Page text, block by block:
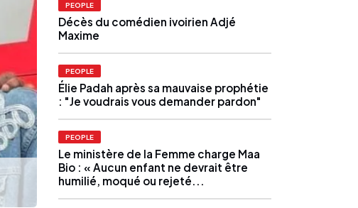
PEOPLE
Décès du comédien ivoirien Adjé
Maxime
PEOPLE
Élie Padah après sa mauvaise prophétie
: "Je voudrais vous demander pardon"
PEOPLE
Le ministère de la Femme charge Maa
Bio : « Aucun enfant ne devrait être
humilié, moqué ou rejeté...